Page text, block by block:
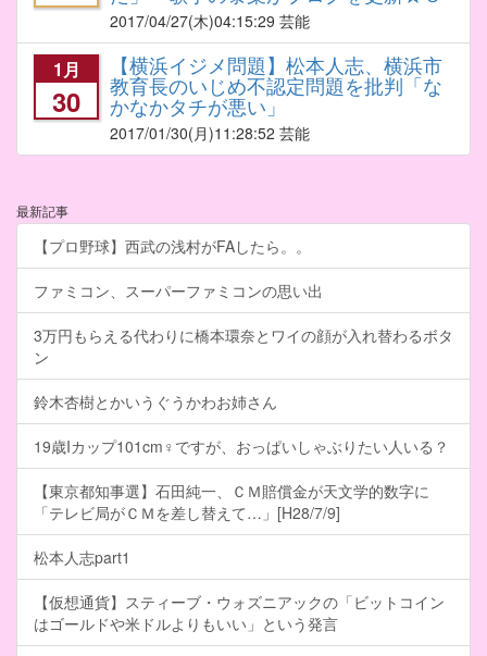
2017/04/27(木)04:15:29 芸能
1月
30
【横浜イジメ問題】松本人志、横浜市
教育長のいじめ不認定問題を批判「な
かなかタチが悪い」
2017/01/30(月)11:28:52 芸能
最新記事
【プロ野球】西武の浅村がFAしたら。。
ファミコン、スーパーファミコンの思い出
3万円もらえる代わりに橋本環奈とワイの顔が入れ替わるボタ
ン
鈴木杏樹とかいうぐうかわお姉さん
19歳Iカップ101cm♀ですが、おっぱいしゃぶりたい人いる？
【東京都知事選】石田純一、ＣＭ賠償金が天文学的数字に
「テレビ局がＣＭを差し替えて…」[H28/7/9]
松本人志part1
【仮想通貨】スティーブ・ウォズニアックの「ビットコイン
はゴールドや米ドルよりもいい」という発言